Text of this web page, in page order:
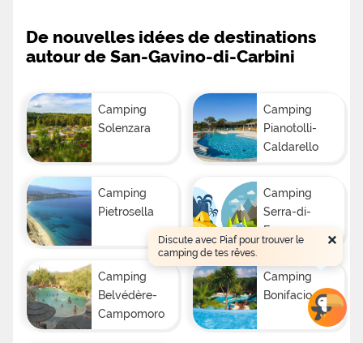
De nouvelles idées de destinations
autour de San-Gavino-di-Carbini
Camping
Solenzara
Camping
Pianotolli-
Caldarello
Camping
Pietrosella
Camping
Serra-di-
Ferro
Camping
Belvédère-
Campomoro
Camping
Bonifacio
×
Discute avec Piaf pour trouver le
camping de tes rêves.